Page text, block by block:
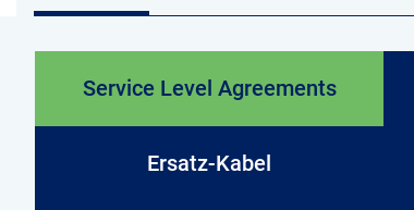
Service Level Agreements
Ersatz-Kabel